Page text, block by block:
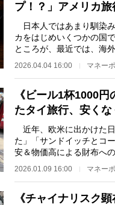
プ！？」アメリカ
日本人ではあまり馴染
カをはじめいくつかの国
ところが、最近では、海
2026.04.04 16:00 マネー
《ビール1杯1000
たタイ旅行、安く
近年、欧米に出かけた
た」「サンドイッチとコ
安＆物価高による財布へ
2026.01.09 16:00 マネー
《チャイナリスク